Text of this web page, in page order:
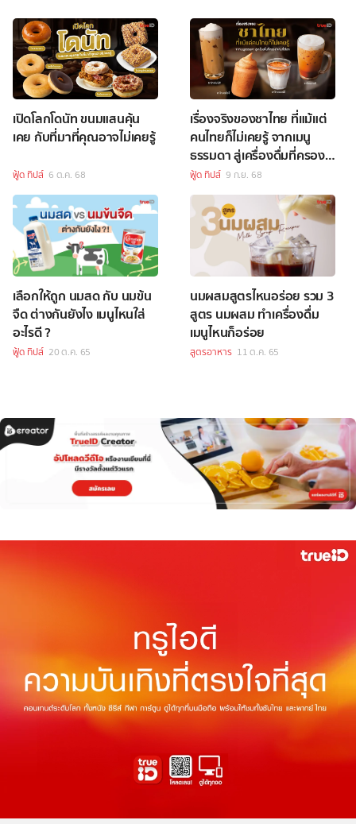
เปิดโลกโดนัท ขนมแสนคุ้น
เคย กับที่มาที่คุณอาจไม่เคยรู้
ฟู้ด ทิปส์ 6 ต.ค. 68
เรื่องจริงของชาไทย ที่แม้แต่
คนไทยก็ไม่เคยรู้ จากเมนู
ธรรมดา สู่เครื่องดื่มที่ครอง
ใจคนทั่วโลก
ฟู้ด ทิปส์ 9 ก.ย. 68
เลือกให้ถูก นมสด กับ นมข้น
จืด ต่างกันยังไง เมนูไหนใส่
อะไรดี ?
ฟู้ด ทิปส์ 20 ต.ค. 65
นมผสมสูตรไหนอร่อย รวม 3
สูตร นมผสม ทำเครื่องดื่ม
เมนูไหนก็อร่อย
สูตรอาหาร 11 ต.ค. 65